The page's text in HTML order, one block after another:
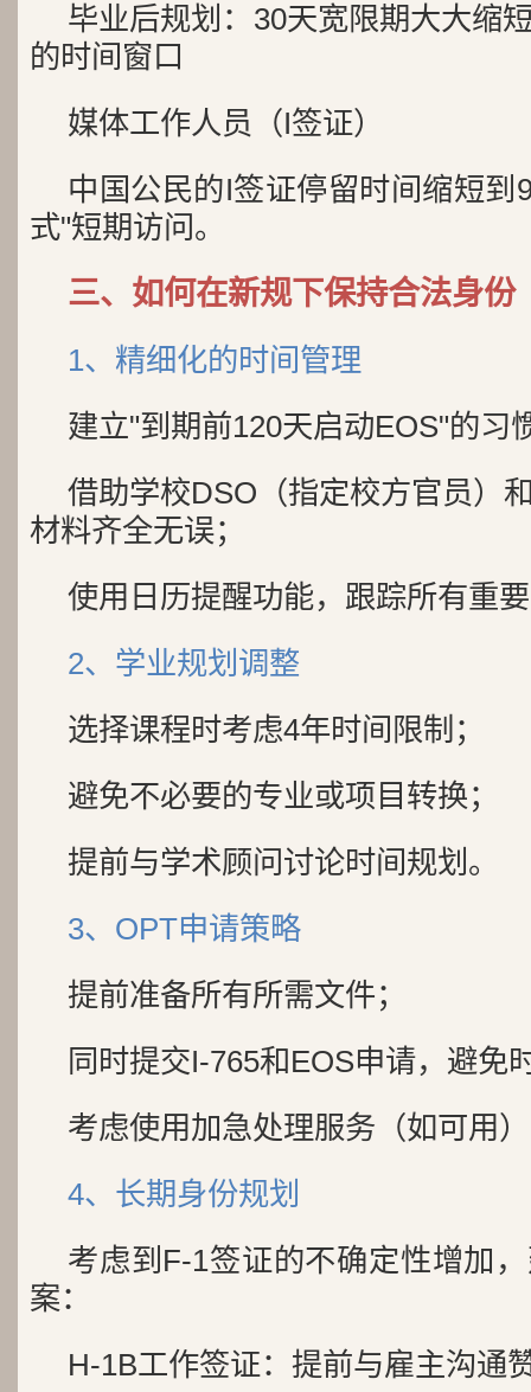
毕业后规划：30天宽限期大大缩
的时间窗口
媒体工作人员（I签证）
中国公民的I签证停留时间缩短到
式"短期访问。
三、如何在新规下保持合法身份
1、精细化的时间管理
建立"到期前120天启动EOS"的习
借助学校DSO（指定校方官员）
材料齐全无误；
使用日历提醒功能，跟踪所有重
2、学业规划调整
选择课程时考虑4年时间限制；
避免不必要的专业或项目转换；
提前与学术顾问讨论时间规划。
3、OPT申请策略
提前准备所有所需文件；
同时提交I-765和EOS申请，避免
考虑使用加急处理服务（如可用
4、长期身份规划
考虑到F-1签证的不确定性增加
案：
H-1B工作签证：提前与雇主沟通